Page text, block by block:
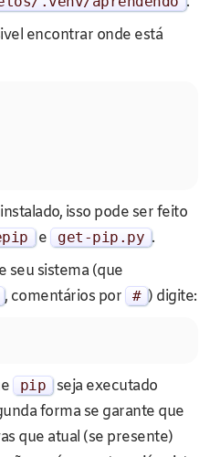
encontrar onde está
isso pode ser feito
e get-pip . py .
seu sistema (que
, comentários por # ) digite:
pip
seja executado
forma se garante que
que atual (se presente)